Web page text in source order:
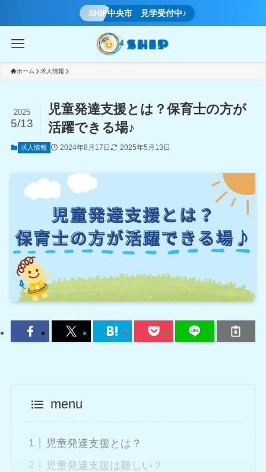
SHIP中央市 見学受付中♪
ホーム 求人情報
児童発達支援とは？保育士の方が
活躍できる場♪
2025
5/13
求人情報 2024年8月17日 2025年5月13日
menu
児童発達支援とは？
児童発達支援は難しい？